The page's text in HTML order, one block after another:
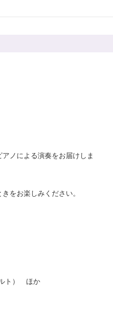
ノによる演奏をお届けしま
をお楽しみください。
ルト） ほか